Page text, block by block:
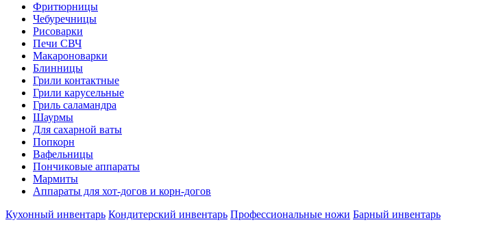
Фритюрницы
Чебуречницы
Рисоварки
Печи СВЧ
Макароноварки
Блинницы
Грили контактные
Грили карусельные
Гриль саламандра
Шаурмы
Для сахарной ваты
Попкорн
Вафельницы
Пончиковые аппараты
Мармиты
Аппараты для хот-догов и корн-догов
Кухонный инвентарь Кондитерский инвентарь Профессиональные ножи Барный инвентарь